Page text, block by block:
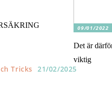
09/01/2022
Det är
viktig
Tricks 21/02/2025